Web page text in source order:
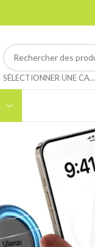
SÉLECTIONNER UNE CATÉGORIE
Adaptateurs &
Convertisseurs
Câbles Audio